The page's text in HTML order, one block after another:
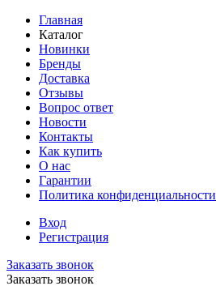
Главная
Каталог
Новинки
Бренды
Доставка
Отзывы
Вопрос ответ
Новости
Контакты
Как купить
О нас
Гарантии
Политика конфиденциальности
Вход
Регистрация
Заказать звонок
Заказать звонок